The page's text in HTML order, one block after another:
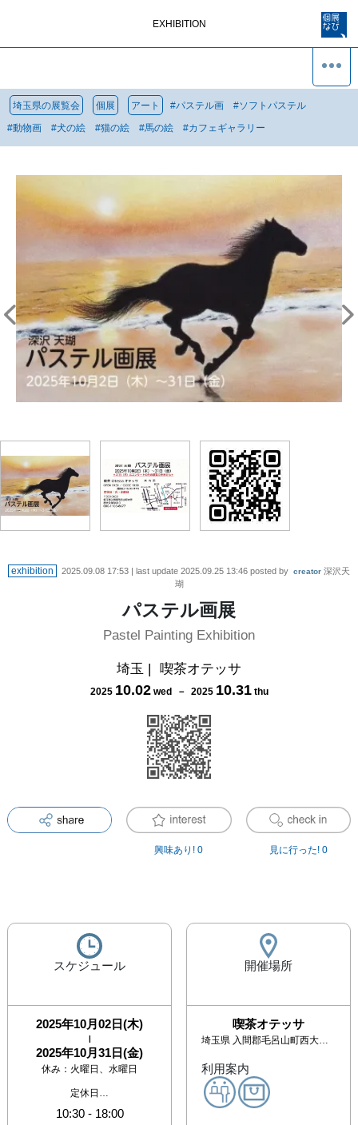
EXHIBITION
埼玉県の展覧会 個展 アート #パステル画 #ソフトパステル
#動物画 #犬の絵 #猫の絵 #馬の絵 #カフェギャラリー
exhibition 2025.09.08 17:53 | last update 2025.09.25 13:46 posted by creator 深沢天
瑚
パステル画展
Pastel Painting Exhibition
埼玉 | 喫茶オテッサ
2025 10.02 wed － 2025 10.31 thu
興味あり! 0 見に行った! 0
スケジュール
2025年10月02日(木)
|
2025年10月31日(金)
休み： 火曜日、水曜日
定休日…
10:30- 18:00
開催場所
喫茶オテッサ
埼玉県 入間郡毛呂山町西大久保848-3
利用案内